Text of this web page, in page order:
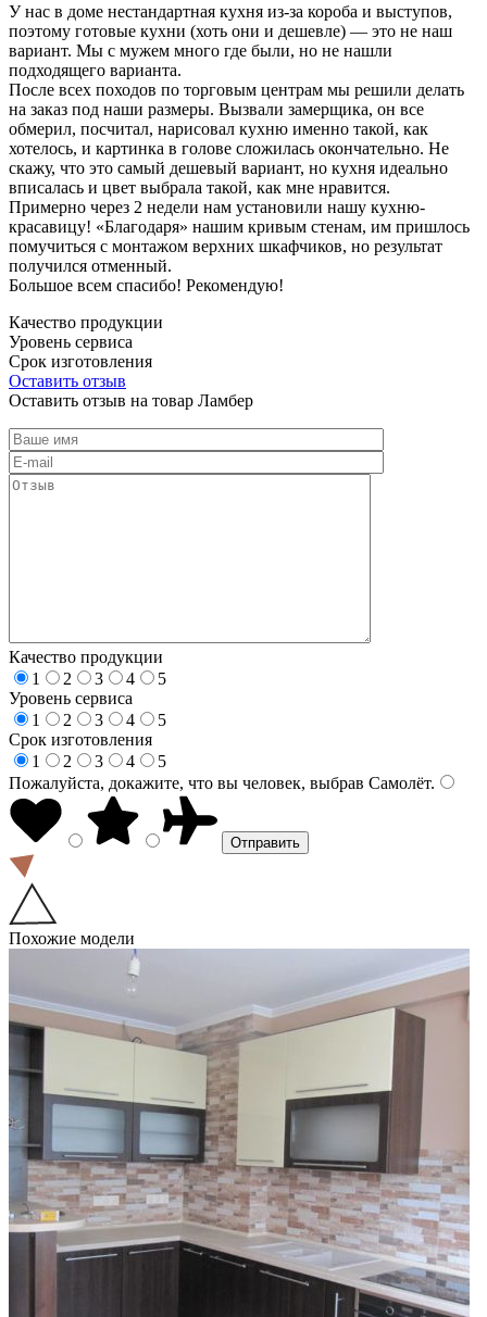
У нас в доме нестандартная кухня из-за короба и выступов,
поэтому готовые кухни (хоть они и дешевле) — это не наш
вариант. Мы с мужем много где были, но не нашли
подходящего варианта.
После всех походов по торговым центрам мы решили делать
на заказ под наши размеры. Вызвали замерщика, он все
обмерил, посчитал, нарисовал кухню именно такой, как
хотелось, и картинка в голове сложилась окончательно. Не
скажу, что это самый дешевый вариант, но кухня идеально
вписалась и цвет выбрала такой, как мне нравится.
Примерно через 2 недели нам установили нашу кухню-
красавицу! «Благодаря» нашим кривым стенам, им пришлось
помучиться с монтажом верхних шкафчиков, но результат
получился отменный.
Большое всем спасибо! Рекомендую!
Качество продукции
Уровень сервиса
Срок изготовления
Оставить отзыв
Оставить отзыв на товар Ламбер
Качество продукции
1
2 3 4
5
Уровень сервиса
1
2 3 4
5
Срок изготовления
1
2 3 4
5
Пожалуйста, докажите, что вы человек, выбрав Самолёт.
Похожие модели